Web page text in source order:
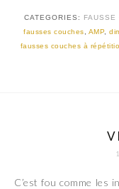
CATEGORIES: FAUSSE
fausses couches
AMP
fausses couches à
C’est fou comme les